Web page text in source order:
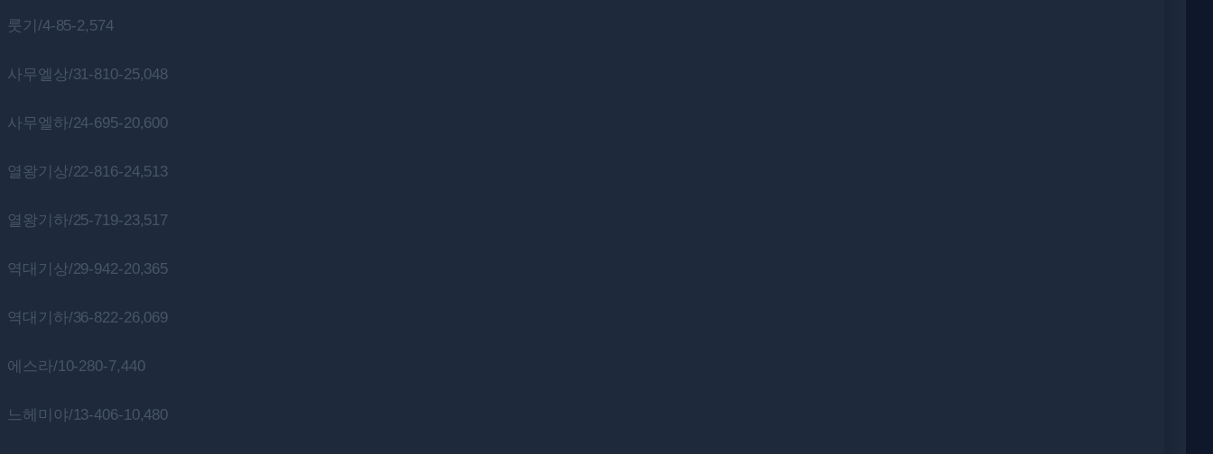
룻기/4-85-2,574
사무엘상/31-810-25,048
사무엘하/24-695-20,600
열왕기상/22-816-24,513
열왕기하/25-719-23,517
역대기상/29-942-20,365
역대기하/36-822-26,069
에스라/10-280-7,440
느헤미야/13-406-10,480